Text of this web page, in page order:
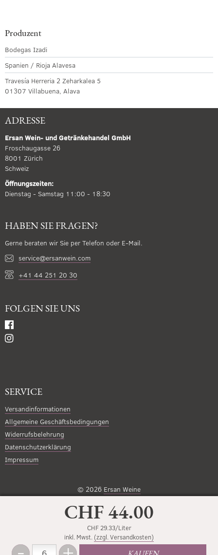
CHF 44.00
CHF 29.33/Liter
inkl. Mwst. (zzgl. Versandkosten)
Menge
Produzent
Bodegas Izadi
Spanien / Rioja Alavesa
Travesía Herreria 2 Zeharkalea 5
01307 Villabuena, Alava
ADRESSE
Ersan Wein- und Getränkehandel GmbH
Froschaugasse 26
8001 Zürich
Schweiz
Öffnungszeiten:
Dienstag - Samstag 11:00 - 18:30
HABEN SIE FRAGEN?
Gerne beraten wir Sie per Telefon oder E-Mail.
service@ersanwein.com
+41 44 251 20 30
FOLGEN SIE UNS
SERVICE
Versandinformationen
Allgemeine Geschäftsbedingungen
Widerrufsbelehrung
Datenschutzerklärung
Impressum
© 2026 Ersan Weine